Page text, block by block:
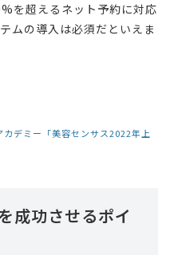
を超えるネット予約に対応
ムの導入は必須だといえま
デミー「美容センサス2022年上
成功させるポイ